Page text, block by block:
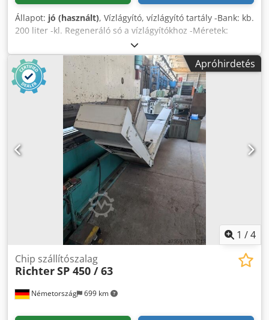
Állapot: jó (használt), Vízlágyító, vízlágyító tartály -Bank: kb.
200 liter -kl. Regeneráló só a vízlágyítókhoz -Méretek:
640/640 / H880 mm -Súly: 172 kg Csdpfx Ajctla Dji Ajrf
Apróhirdetés
1 /4
Németország 699 km
Chip szállítószalag
RichterSP 450 / 63